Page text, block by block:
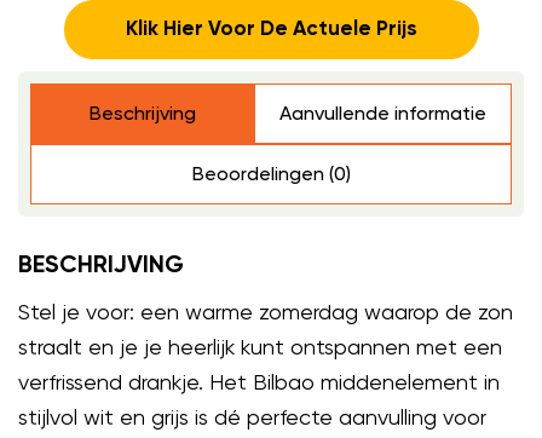
Klik Hier Voor De Actuele Prijs
Beschrijving Aanvullende informatie
Beoordelingen (0)
BESCHRIJVING
Stel je voor: een warme zomerdag waarop de zon
straalt en je je heerlijk kunt ontspannen met een
verfrissend drankje. Het Bilbao middenelement in
stijlvol wit en grijs is dé perfecte aanvulling voor